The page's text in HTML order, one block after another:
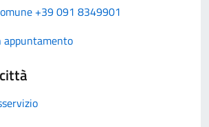
+39 091 8349901
appuntamento